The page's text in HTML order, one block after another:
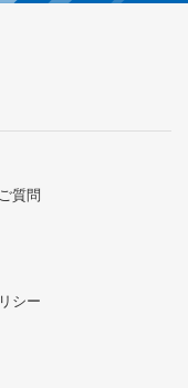
質問
シー